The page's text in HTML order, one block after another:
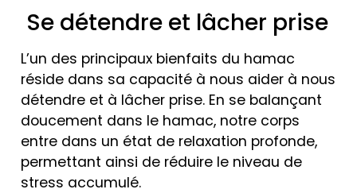
Se détendre et lâcher prise
L’un des principaux bienfaits du hamac
réside dans sa capacité à nous aider à nous
détendre et à lâcher prise. En se balançant
doucement dans le hamac, notre corps
entre dans un état de relaxation profonde,
permettant ainsi de réduire le niveau de
stress accumulé.